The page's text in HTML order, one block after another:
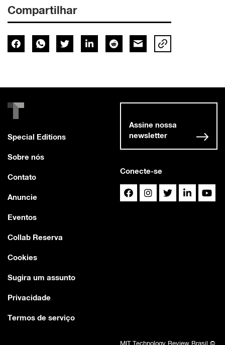
Compartilhar
Special Editions
Sobre nós
Contato
Anuncie
Eventos
Collab Reserva
Cookies
Sugira um assunto
Privacidade
Termos de serviço
Conecte-se
Assine nossa
newsletter
MIT Technology Review Brasil ©